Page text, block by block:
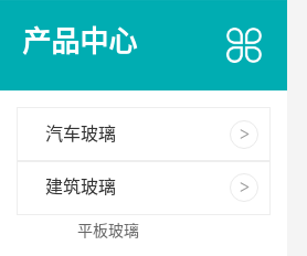
产品中心
汽车玻璃
建筑玻璃
平板玻璃